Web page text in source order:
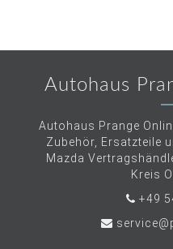
Autohaus
Autohaus Prange
Zubehör, Ersatzteile
Mazda
Kreis
+49